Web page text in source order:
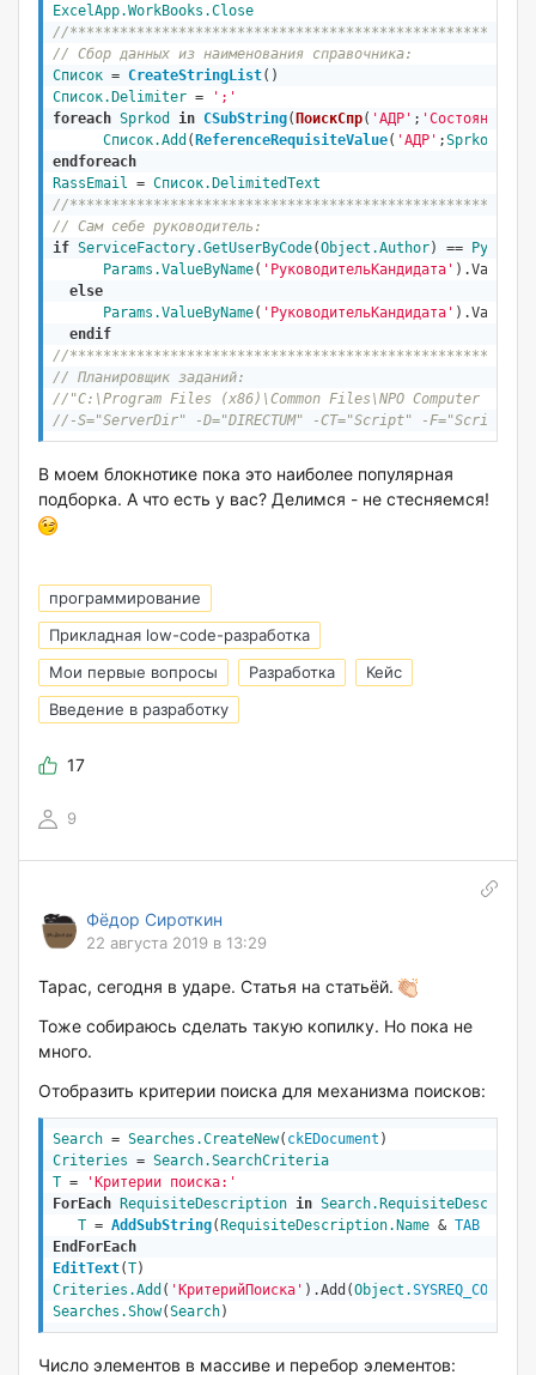
ExcelApp.WorkBooks.Close
//
// Сбор данных из наименования справочника:
Список = CreateStringList()
Список.Delimiter =
';'
foreach Sprkod in CSubString( ПоискСпр( 'АДР' ;
Список.Add ( ReferenceRequisiteValue( 'АДР' ;Sprkod
endforeach
RassEmail = Список.DelimitedText
//
// Сам себе руководитель:
if ServiceFactory.GetUserByCode(Object .Author) ==
Params.ValueByName( 'РуководительКандидата' ).Value
else
Params.ValueByName( 'РуководительКандидата' ).Value
endif
//
// Планировщик заданий:
//"C:\Program Files (x86)\Common Files\NPO Computer
//-S="ServerDir" -D="DIRECTUM" -CT="Script" -
В моем блокнотике пока это наиболее популярная
подборка. А что есть у вас? Делимся - не стесняемся!
программирование
Прикладная low-code-разработка
Мои первые вопросы
Разработка
Кейс
Введение в разработку
17
9
Фёдор Сироткин
22 августа 2019 в 13:29
Тарас, сегодня в ударе. Статья на статьёй.
Тоже собираюсь сделать такую копилку. Но пока не
много.
Отобразить критерии поиска для механизма поисков:
Search = Searches .CreateNew( ckEDocument
Criteries = Search.SearchCriteria
T =
'Критерии поиска:'
ForEach
RequisiteDescription in
T = AddSubString( RequisiteDescription.Name & TAB
EndForEach
EditText(T)
Criteries.Add ( 'КритерийПоиска' ).Add(Object .SYSREQ_CODE
Searches .Show(Search)
Число элементов в массиве и перебор элементов: